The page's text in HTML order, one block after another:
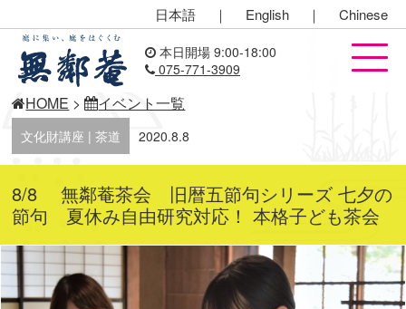
日本語 ｜ English ｜ Chinese
本日開場 9:00-18:00
075-771-3909
HOME > イベント一覧
文化財講座 | 茶道 2020.8.8
8/8 無鄰菴茶会 旧暦五節句シリーズ 七夕の
節句 夏休み自由研究対応！ 本格子ども茶会